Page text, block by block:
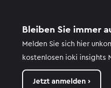
Bleiben Sie immer
Melden Sie sich hier
kostenlosen ioki insights
Jetzt anmelden ›